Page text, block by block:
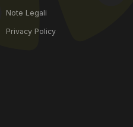
Note Legali
Privacy Policy